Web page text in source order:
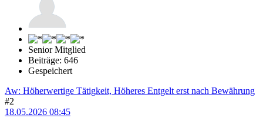
Senior Mitglied
Beiträge: 646
Gespeichert
Aw: Höherwertige Tätigkeit, Höheres Entgelt erst nach Bewährung
#2
18.05.2026 08:45